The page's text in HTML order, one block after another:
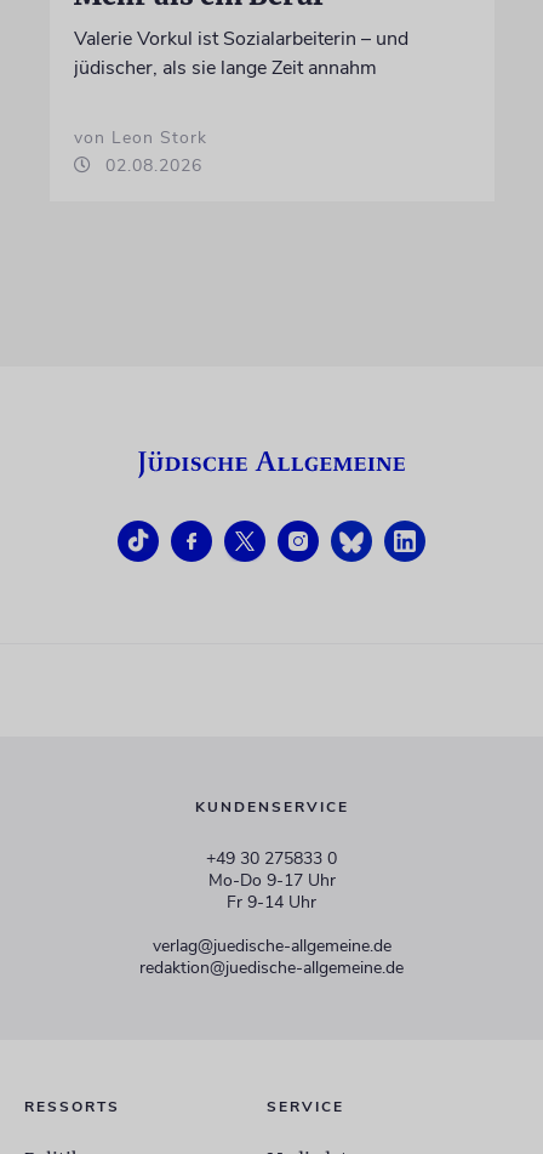
Valerie Vorkul ist Sozialarbeiterin – und
jüdischer, als sie lange Zeit annahm
von Leon Stork
02.08.2026
KUNDENSERVICE
+49 30 275833 0
Mo-Do 9-17 Uhr
Fr 9-14 Uhr
verlag@juedische-allgemeine.de
redaktion@juedische-allgemeine.de
RESSORTS SERVICE